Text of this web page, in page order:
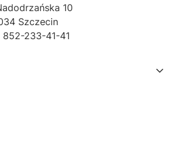
10
Szczecin
852-233-41-41